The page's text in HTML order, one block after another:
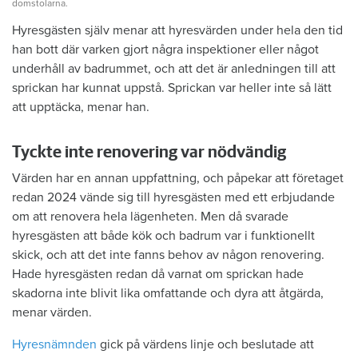
domstolarna.
Hyresgästen själv menar att hyresvärden under hela den tid
han bott där varken gjort några inspektioner eller något
underhåll av badrummet, och att det är anledningen till att
sprickan har kunnat uppstå. Sprickan var heller inte så lätt
att upptäcka, menar han.
Tyckte inte renovering var nödvändig
Värden har en annan uppfattning, och påpekar att företaget
redan 2024 vände sig till hyresgästen med ett erbjudande
om att renovera hela lägenheten. Men då svarade
hyresgästen att både kök och badrum var i funktionellt
skick, och att det inte fanns behov av någon renovering.
Hade hyresgästen redan då varnat om sprickan hade
skadorna inte blivit lika omfattande och dyra att åtgärda,
menar värden.
Hyresnämnden gick på värdens linje och beslutade att